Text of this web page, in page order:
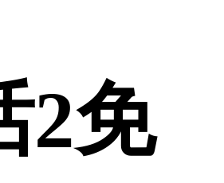
2免